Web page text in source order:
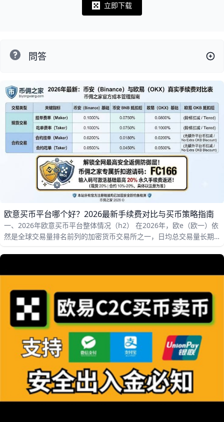
Notifications
立即下载
問答
欧意买币平台哪个好？2026最新手续费对比与买币策略指南
一、2026年欧意买币平台整体情况（h2） 在2026年，欧e（欧一）依
然是全球交易量排名前列的加密货币交易所之一，日均总交易量长期
要通道，让新手可以在几分钟内完成注册、实名认证和首笔买币流
程。